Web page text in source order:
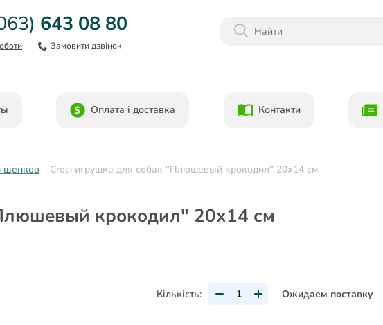
Дарим 1000грн на бонусный счет при регистрации!)
643 08 80
Замовити дзвінок
Оплата і доставка Контакти
щенков Croci игрушка для собак "Плюшевый крокодил" 20х14 см
крокодил" 20х14 см
Кількість: Ожидаем поставку